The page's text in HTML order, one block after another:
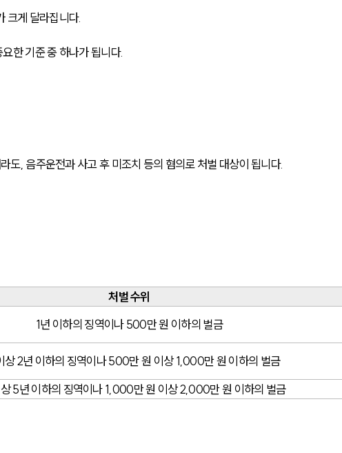
크게 달라집니다.
한 기준 중 하나가 됩니다.
도, 음주운전과 사고 후 미조치 등의 혐의로 처벌 대상이 됩니다.
처벌 수위
1년 이하의 징역이나 500만 원 이하의 벌금
상 2년 이하의 징역이나 500만 원 이상 1,000만 원 이하의 벌금
5년 이하의 징역이나 1,000만 원 이상 2,000만 원 이하의 벌금